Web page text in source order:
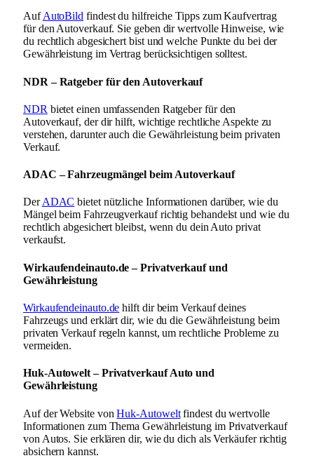
AufAutoBild findest du hilfreiche Tipps zum Kaufvertrag
für den Autoverkauf. Sie geben dir wertvolle Hinweise, wie
du rechtlich abgesichert bist und welche Punkte du bei der
Gewährleistung im Vertrag berücksichtigen solltest.
NDR – Ratgeber für den Autoverkauf
NDR bietet einen umfassenden Ratgeber für den
Autoverkauf, der dir hilft, wichtige rechtliche Aspekte zu
verstehen, darunter auch die Gewährleistung beim privaten
Verkauf.
ADAC – Fahrzeugmängel beim Autoverkauf
DerADAC bietet nützliche Informationen darüber, wie du
Mängel beim Fahrzeugverkauf richtig behandelst und wie du
rechtlich abgesichert bleibst, wenn du dein Auto privat
verkaufst.
Wirkaufendeinauto.de – Privatverkauf und
Gewährleistung
Wirkaufendeinauto.de hilft dir beim Verkauf deines
Fahrzeugs und erklärt dir, wie du die Gewährleistung beim
privaten Verkauf regeln kannst, um rechtliche Probleme zu
vermeiden.
Huk-Autowelt – Privatverkauf Auto und
Gewährleistung
Auf der Website vonHuk-Autoweltfindest du wertvolle
Informationen zum Thema Gewährleistung im Privatverkauf
von Autos. Sie erklären dir, wie du dich als Verkäufer richtig
absichern kannst.